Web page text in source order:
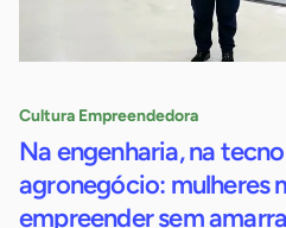
Cultura Empreendedora
Na engenharia, na
agronegócio: mulheres
empreender sem